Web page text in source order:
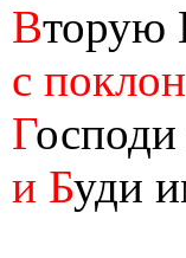
Вторую
с
Г
и Буди